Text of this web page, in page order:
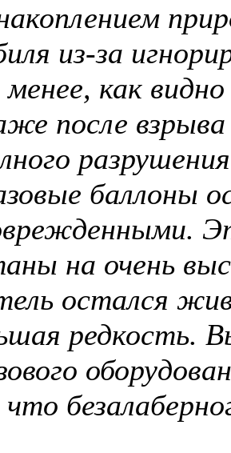
из-за
как
после
баллоны
на очень
остался
редкость.